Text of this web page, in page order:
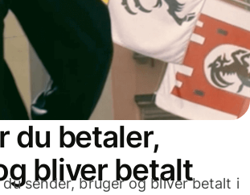
du betaler,
bliver betalt
du sender, bruger og bliver betalt i